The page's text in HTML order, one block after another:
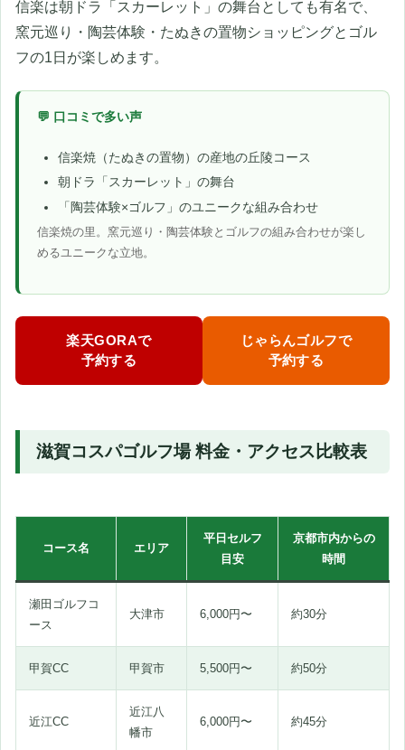
信楽は朝ドラ「スカーレット」の舞台としても有名で、
窯元巡り・陶芸体験・たぬきの置物ショッピングとゴル
フの1日が楽しめます。
💬 口コミで多い声
信楽焼（たぬきの置物）の産地の丘陵コース
朝ドラ「スカーレット」の舞台
「陶芸体験×ゴルフ」のユニークな組み合わせ
信楽焼の里。窯元巡り・陶芸体験とゴルフの組み合わせが楽し
めるユニークな立地。
楽天GORAで
予約する
じゃらんゴルフで
予約する
滋賀コスパゴルフ場 料金・アクセス比較表
コース名 エリア
平日セルフ
目安
京都市内からの
時間
瀬田ゴルフコ
ース
大津市 6,000円〜 約30分
甲賀CC 甲賀市 5,500円〜 約50分
近江CC
近江八
幡市
6,000円〜 約45分